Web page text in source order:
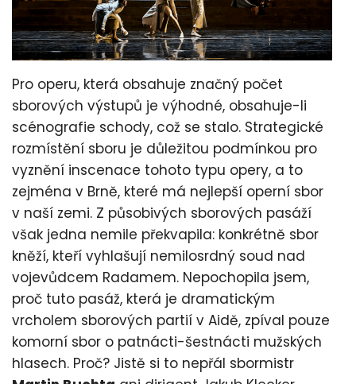
Pro operu, která obsahuje značný počet
sborových výstupů je výhodné, obsahuje-li
scénografie schody, což se stalo. Strategické
rozmístění sboru je důležitou podmínkou pro
vyznění inscenace tohoto typu opery, a to
zejména v Brně, které má nejlepší operní sbor
v naší zemi. Z působivých sborových pasáží
však jedna nemile překvapila: konkrétně sbor
kněží, kteří vyhlašují nemilosrdný soud nad
vojevůdcem Radamem. Nepochopila jsem,
proč tuto pasáž, která je dramatickým
vrcholem sborových partií v Aidě, zpíval pouze
komorní sbor o patnácti-šestnácti mužských
hlasech. Proč? Jistě si to nepřál sbormistr